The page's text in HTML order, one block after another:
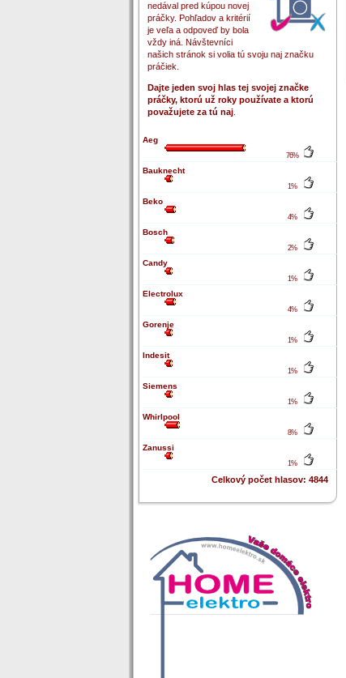
nedával pred kúpou novej
práčky. Pohľadov a kritérií
je veľa a odpoveď by bola
vždy iná. Návštevníci
našich stránok si volia tú svoju naj značku
práčiek.
Dajte jeden svoj hlas tej svojej značke
práčky, ktorú už roky používate a ktorú
považujete za tú naj.
Aeg
76%
Bauknecht
1%
Beko
4%
Bosch
2%
Candy
1%
Electrolux
4%
Gorenje
1%
Indesit
1%
Siemens
1%
Whirlpool
8%
Zanussi
1%
Celkový počet hlasov: 4844